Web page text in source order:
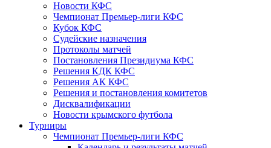
Новости КФС
Чемпионат Премьер-лиги КФС
Кубок КФС
Судейские назначения
Протоколы матчей
Постановления Президиума КФС
Решения КДК КФС
Решения АК КФС
Решения и постановления комитетов
Дисквалификации
Новости крымского футбола
Турниры
Чемпионат Премьер-лиги КФС